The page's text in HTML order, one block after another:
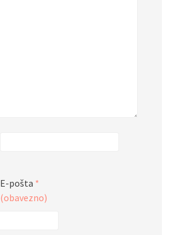
E-pošta *
(obavezno)